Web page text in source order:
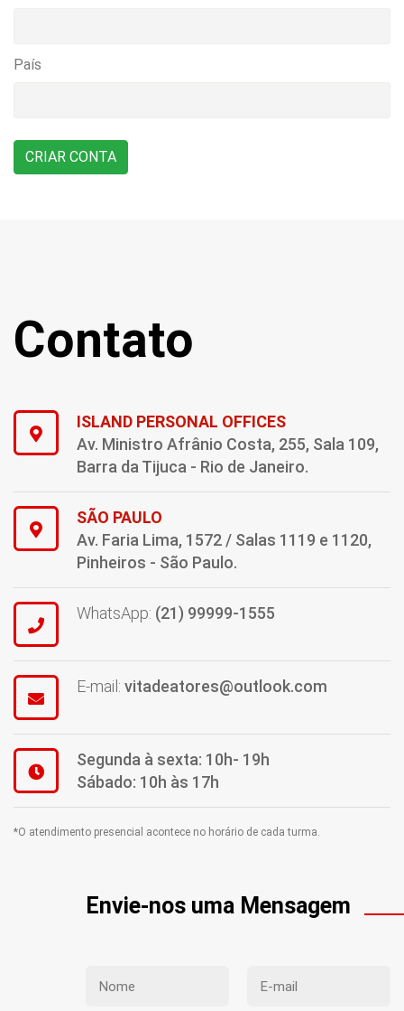
País
Contato
ISLAND PERSONAL OFFICES
Av. Ministro Afrânio Costa, 255, Sala 109,
Barra da Tijuca - Rio de Janeiro.
SÃO PAULO
Av. Faria Lima, 1572 / Salas 1119 e 1120,
Pinheiros - São Paulo.
WhatsApp: (21) 99999-1555
E-mail: vitadeatores@outlook.com
Segunda à sexta: 10h- 19h
Sábado: 10h às 17h
*O atendimento presencial acontece no horário de cada turma.
Envie-nos uma Mensagem